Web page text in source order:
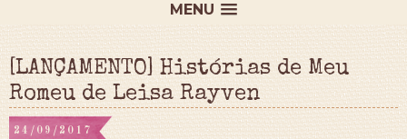
MENU
[LANÇAMENTO] Histórias de Meu
Romeu de Leisa Rayven
24/09/2017